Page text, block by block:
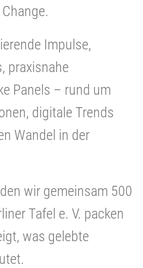
Impulse,
praxisnahe
Panels – rund um
digitale Trends
Wandel in der
wir gemeinsam 500
Tafel e. V. packen
was gelebte